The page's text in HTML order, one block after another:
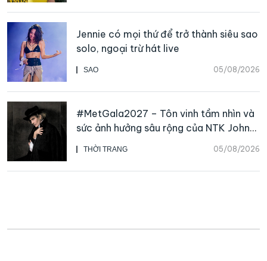
SAO 05/08/2026
Jennie có mọi thứ để trở thành siêu sao
solo, ngoại trừ hát live
THỜI TRANG 05/08/2026
#MetGala2027 – Tôn vinh tầm nhìn và
sức ảnh hưởng sâu rộng của NTK John
Galliano